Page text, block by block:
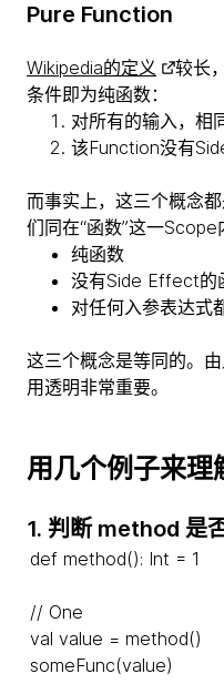
Pure Function
Wikipedia的定义
较长
条件即为纯函数：
对所有的输入，相
该Function没有
而事实上，这三个概念
们同在“函数”这一Scope
纯函数
没有Side Effect的
对任何入参表达式
这三个概念是等同的。
用透明非常重要。
用几个例子来理
1. 判断 method 是
def method(): Int = 1
// One
val value = method()
someFunc(value)